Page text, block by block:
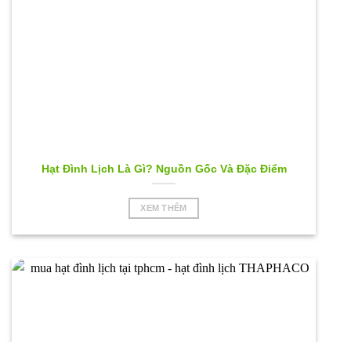
Hạt Đình Lịch Là Gì? Nguồn Gốc Và Đặc Điểm
XEM THÊM